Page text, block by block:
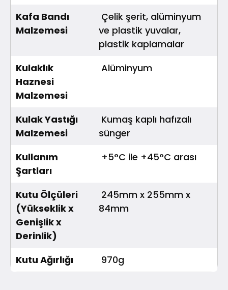
Kafa Bandı
Malzemesi
Çelik şerit, alüminyum
ve plastik yuvalar,
plastik kaplamalar
Kulaklık
Haznesi
Malzemesi
Alüminyum
Kulak Yastığı
Malzemesi
Kumaş kaplı hafızalı
sünger
Kullanım
Şartları
+5°C ile +45°C arası
Kutu Ölçüleri
(Yükseklik x
Genişlik x
Derinlik)
245mm x 255mm x
84mm
Kutu Ağırlığı 970g